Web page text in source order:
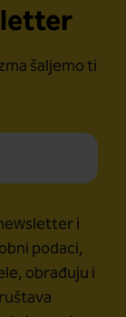
šaljemo ti
i
podaci,
obrađuju i